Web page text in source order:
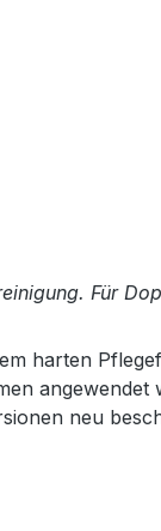
Für
harten
angewendet
neu